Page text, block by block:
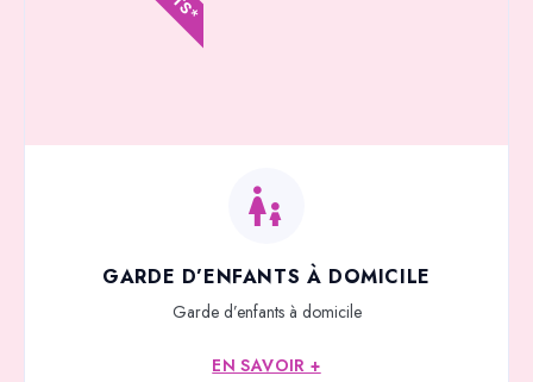
GARDE D’ENFANTS À DOMICILE
Garde d’enfants à domicile
EN SAVOIR +